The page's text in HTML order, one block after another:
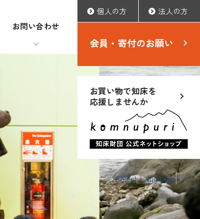
お問い合わせ
Select Language▼
個人の方 法人の方
会員・寄付のお願い
お買い物で知床を
応援しませんか